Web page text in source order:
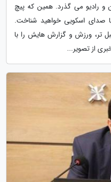
و رادیو می گذرد. همین که پیچ
با صدای اسکویی خواهید شناخت.
تر، ورزش و گزارش هایش را با
از تصویر...